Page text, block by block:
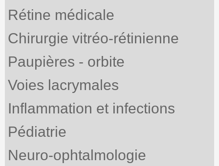
Rétine médicale
Chirurgie vitréo-rétinienne
Paupières - orbite
Voies lacrymales
Inflammation et infections
Pédiatrie
Neuro-ophtalmologie